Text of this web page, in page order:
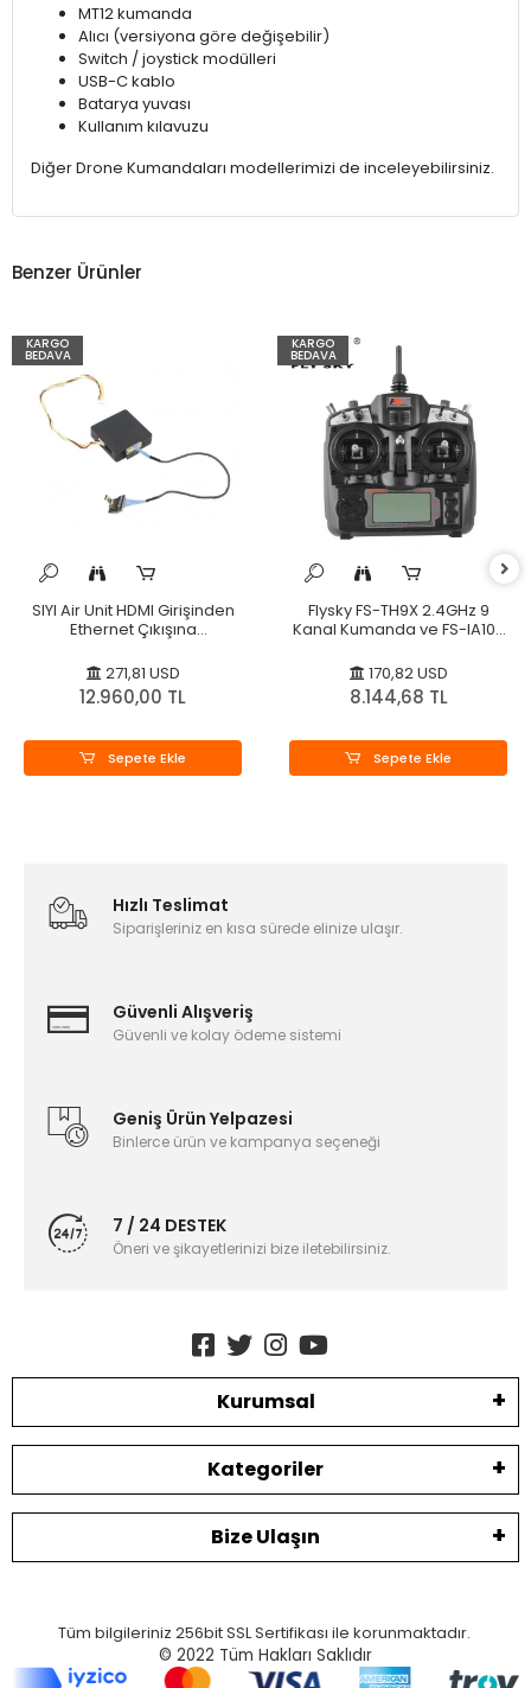
MT12 kumanda
Alıcı (versiyona göre değişebilir)
Switch / joystick modülleri
USB-C kablo
Batarya yuvası
Kullanım kılavuzu
Diğer Drone Kumandaları modellerimizi de inceleyebilirsiniz.
Benzer Ürünler
KARGO
BEDAVA
SIYI Air Unit HDMI Girişinden
Ethernet Çıkışına
271,81 USD
12.960,00 TL
Sepete Ekle
KARGO
BEDAVA
Flysky FS-TH9X 2.4GHz 9
Kanal Kumanda ve FS-IA10B
170,82 USD
8.144,68 TL
Sepete Ekle
Hızlı Teslimat
Siparişleriniz en kısa sürede elinize ulaşır.
Güvenli Alışveriş
Güvenli ve kolay ödeme sistemi
Geniş Ürün Yelpazesi
Binlerce ürün ve kampanya seçeneği
7 / 24 DESTEK
Öneri ve şikayetlerinizi bize iletebilirsiniz.
Kurumsal
Kategoriler
Bize Ulaşın
Tüm bilgileriniz 256bit SSL Sertifikası ile korunmaktadır.
© 2022 Tüm Hakları Saklıdır